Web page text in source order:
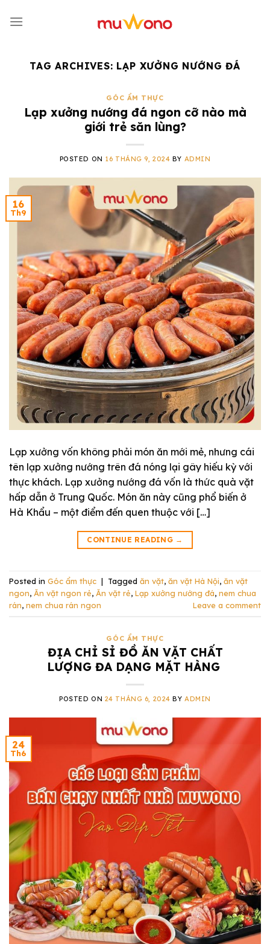
TAG ARCHIVES: LẠP XƯỞNG NƯỚNG ĐÁ
GÓC ẨM THỰC
Lạp xưởng nướng đá ngon cỡ nào mà
giới trẻ săn lùng?
POSTED ON 16 THÁNG 9, 2024 BY ADMIN
16
Th9
Lạp xưởng vốn không phải món ăn mới mẻ, nhưng cái
tên lạp xưởng nướng trên đá nóng lại gây hiếu kỳ với
thực khách. Lạp xưởng nướng đá vốn là thức quà vặt
hấp dẫn ở Trung Quốc. Món ăn này cũng phổ biến ở
Hà Khẩu – một điểm đến quen thuộc với […]
CONTINUE READING →
Posted in Góc ẩm thực | Tagged ăn vặt, ăn vặt Hà Nội, ăn vặt
ngon, Ăn vặt ngon rẻ, Ăn vặt rẻ, Lạp xưởng nướng đá, nem chua
rán, nem chua rán ngon Leave a comment
GÓC ẨM THỰC
ĐỊA CHỈ SỈ ĐỒ ĂN VẶT CHẤT
LƯỢNG ĐA DẠNG MẶT HÀNG
POSTED ON 24 THÁNG 6, 2024 BY ADMIN
24
Th6